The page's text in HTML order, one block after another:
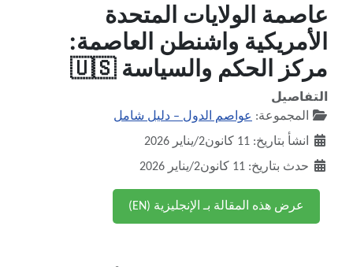
عاصمة الولايات المتحدة
الأمريكية واشنطن العاصمة:
مركز الحكم والسياسة 🇺🇸
التفاصيل
المجموعة: عواصم الدول – دليل شامل
انشأ بتاريخ: 11 كانون2/يناير 2026
حدث بتاريخ: 11 كانون2/يناير 2026
عرض هذه المقالة بـ الإنجليزية (EN)